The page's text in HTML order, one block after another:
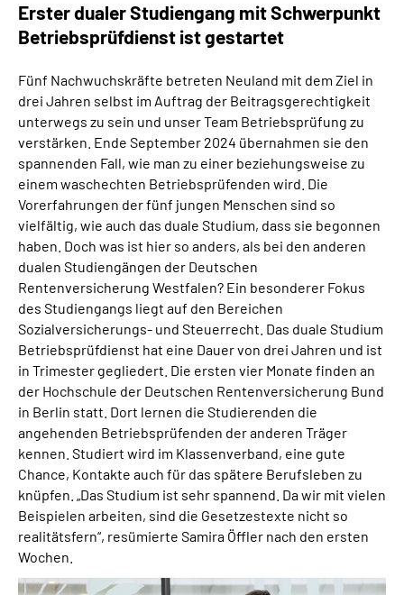
Erster dualer Studiengang mit Schwerpunkt
Betriebsprüfdienst ist gestartet
Fünf Nachwuchskräfte betreten Neuland mit dem Ziel in
drei Jahren selbst im Auftrag der Beitragsgerechtigkeit
unterwegs zu sein und unser Team Betriebsprüfung zu
verstärken. Ende September 2024 übernahmen sie den
spannenden Fall, wie man zu einer beziehungsweise zu
einem waschechten Betriebsprüfenden wird. Die
Vorerfahrungen der fünf jungen Menschen sind so
vielfältig, wie auch das duale Studium, dass sie begonnen
haben. Doch was ist hier so anders, als bei den anderen
dualen Studiengängen der Deutschen
Rentenversicherung Westfalen? Ein besonderer Fokus
des Studiengangs liegt auf den Bereichen
Sozialversicherungs- und Steuerrecht. Das duale Studium
Betriebsprüfdienst hat eine Dauer von drei Jahren und ist
in Trimester gegliedert. Die ersten vier Monate finden an
der Hochschule der Deutschen Rentenversicherung Bund
in Berlin statt. Dort lernen die Studierenden die
angehenden Betriebsprüfenden der anderen Träger
kennen. Studiert wird im Klassenverband, eine gute
Chance, Kontakte auch für das spätere Berufsleben zu
knüpfen. „Das Studium ist sehr spannend. Da wir mit vielen
Beispielen arbeiten, sind die Gesetzestexte nicht so
realitätsfern“, resümierte Samira Öffler nach den ersten
Wochen.